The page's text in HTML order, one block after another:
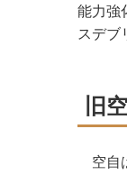
能力強
スデブ
旧
空自